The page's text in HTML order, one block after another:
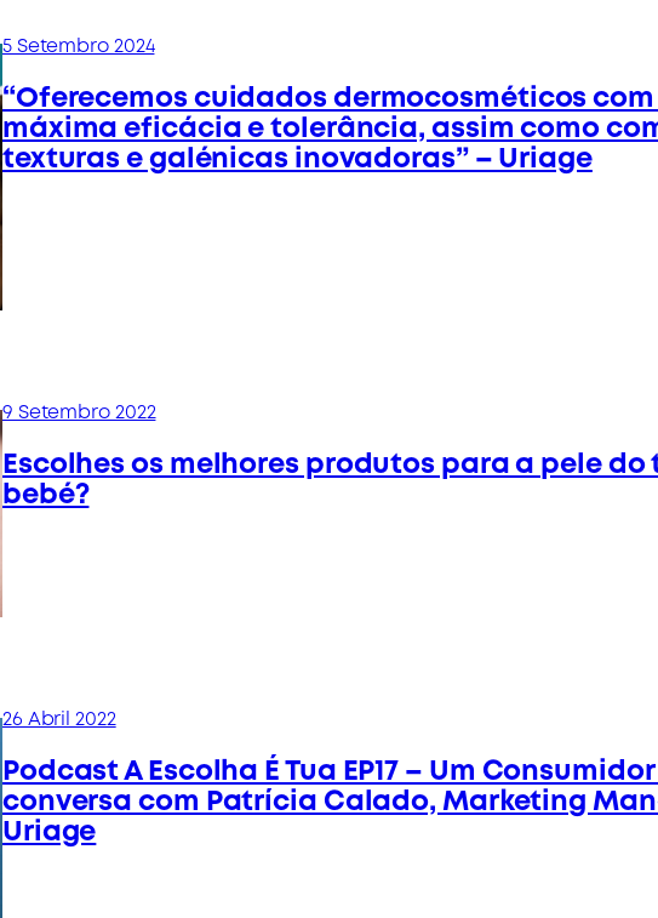
5 Setembro 2024
“Oferecemos cuidados dermocosméticos com
máxima eficácia e tolerância, assim como
texturas e galénicas inovadoras” – Uriage
9 Setembro 2022
Escolhes os melhores produtos para a pele do
bebé?
26 Abril 2022
Podcast A Escolha É Tua EP17 – Um
conversa com Patrícia Calado, Marketing
Uriage